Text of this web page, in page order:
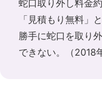
蛇口取り外し料金
「見積もり無料」
勝手に蛇口を取り
できない。（2018